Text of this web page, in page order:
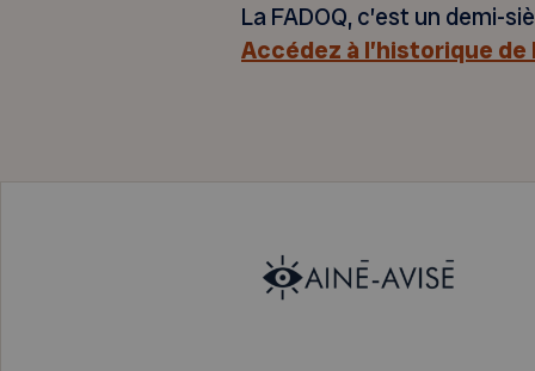
La FADOQ, c’est un demi-
Accédez à l’historique de